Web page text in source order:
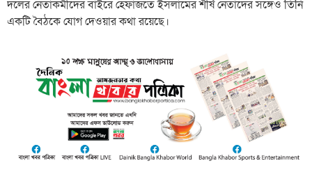
দলের নেতাকর্মীদের বাইরে হেফাজতে ইসলামের শীর্ষ নেতাদের সঙ্গেও তিনি
একটি বৈঠকে যোগ দেওয়ার কথা রয়েছে।